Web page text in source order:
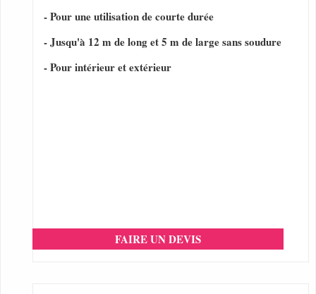
- Pour une utilisation de courte durée
- Jusqu'à 12 m de long et 5 m de large sans soudure
- Pour intérieur et extérieur
FAIRE UN DEVIS